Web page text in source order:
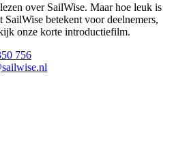
over SailWise. Maar hoe leuk is
betekent voor deelnemers,
onze korte introductiefilm.
756